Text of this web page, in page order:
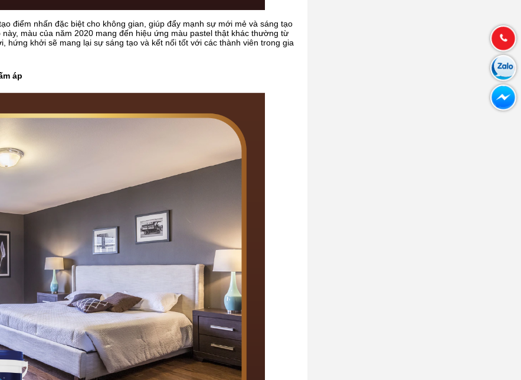
điểm nhấn đặc biệt cho không gian, giúp đẩy mạnh sự mới mẻ và sáng tạo
màu của năm 2020 mang đến hiệu ứng màu pastel thật khác thường từ
hứng khởi sẽ mang lại sự sáng tạo và kết nối tốt với các thành viên trong gia
áp